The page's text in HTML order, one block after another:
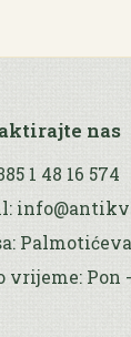
nas
1 48 16 574
vrijeme: Pon